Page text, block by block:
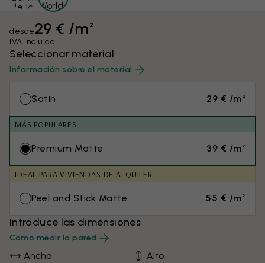
desde29 € /m²
IVA incluido
Seleccionar material
Información sobre el material
Satin 29 € /m²
MÁS POPULARES
Premium Matte 39 € /m²
IDEAL PARA VIVIENDAS DE ALQUILER
Peel and Stick Matte 55 € /m²
Introduce las dimensiones
Cómo medir la pared
Ancho
Alto